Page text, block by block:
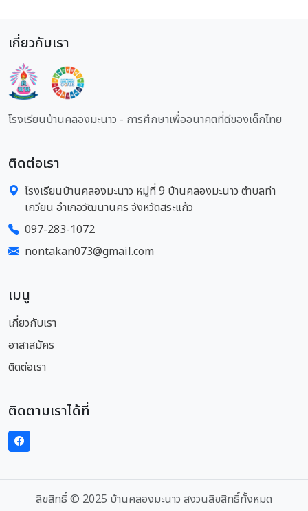
เกี่ยวกับเรา
โรงเรียนบ้านคลองมะนาว - การศึกษาเพื่ออนาคตที่ดีของเด็กไทย
ติดต่อเรา
โรงเรียนบ้านคลองมะนาว หมู่ที่ 9 บ้านคลองมะนาว ตำบลท่า
เกวียน อำเภอวัฒนานคร จังหวัดสระแก้ว
097-283-1072
nontakan073@gmail.com
เมนู
เกี่ยวกับเรา
อาสาสมัคร
ติดต่อเรา
ติดตามเราได้ที่
ลิขสิทธิ์ © 2025 บ้านคลองมะนาว สงวนลิขสิทธิ์ทั้งหมด